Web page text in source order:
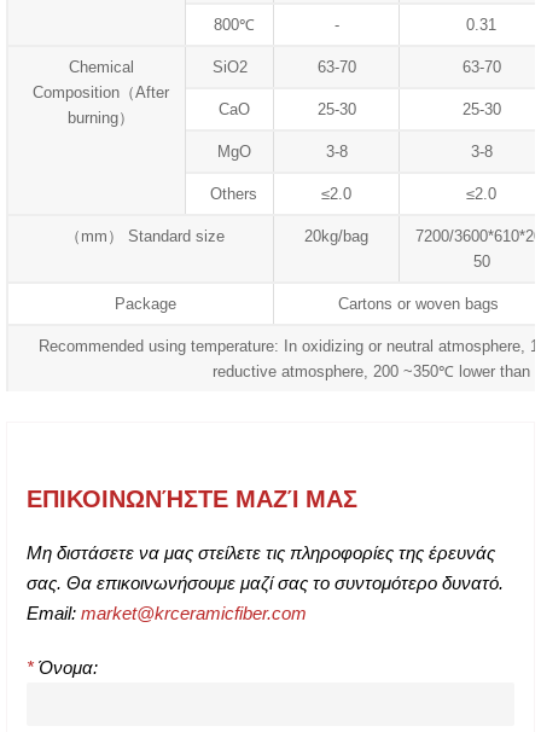
800℃ - 0.31
Chemical
Composition（After
burning）
SiO2 63-70 63-70
CaO 25-30 25-30
MgO 3-8 3-8
Others ≤2.0 ≤2.0
（mm） Standard size 20kg/bag
7200/
50
Package Cartons or woven bags
Recommended using temperature: In oxidizing or neutral
reductive atmosphere, 200 ~350℃ lower than
ΕΠΙΚΟΙΝΩΝΉΣΤΕ ΜΑΖΊ ΜΑΣ
Μη διστάσετε να μας στείλετε τις πληροφορίες της έρευνάς
σας. Θα επικοινωνήσουμε μαζί σας το συντομότερο δυνατό.
Email: market@krceramicfiber.com
* Όνομα: